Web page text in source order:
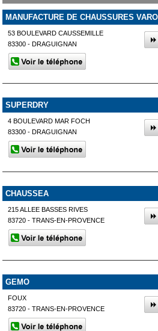
MANUFACTURE DE CHAUSSURES
53 BOULEVARD CAUSSEMILLE
83300 - DRAGUIGNAN
SUPERDRY
4 BOULEVARD MAR FOCH
83300 - DRAGUIGNAN
CHAUSSEA
215 ALLEE BASSES RIVES
83720 - TRANS-EN-PROVENCE
GEMO
FOUX
83720 - TRANS-EN-PROVENCE